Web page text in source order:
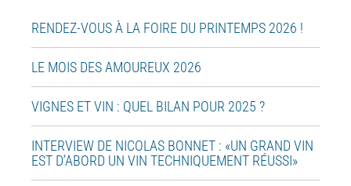
RENDEZ-VOUS À LA FOIRE DU PRINTEMPS 2026 !
LE MOIS DES AMOUREUX 2026
VIGNES ET VIN : QUEL BILAN POUR 2025 ?
INTERVIEW DE NICOLAS BONNET : «UN GRAND VIN
EST D’ABORD UN VIN TECHNIQUEMENT RÉUSSI»